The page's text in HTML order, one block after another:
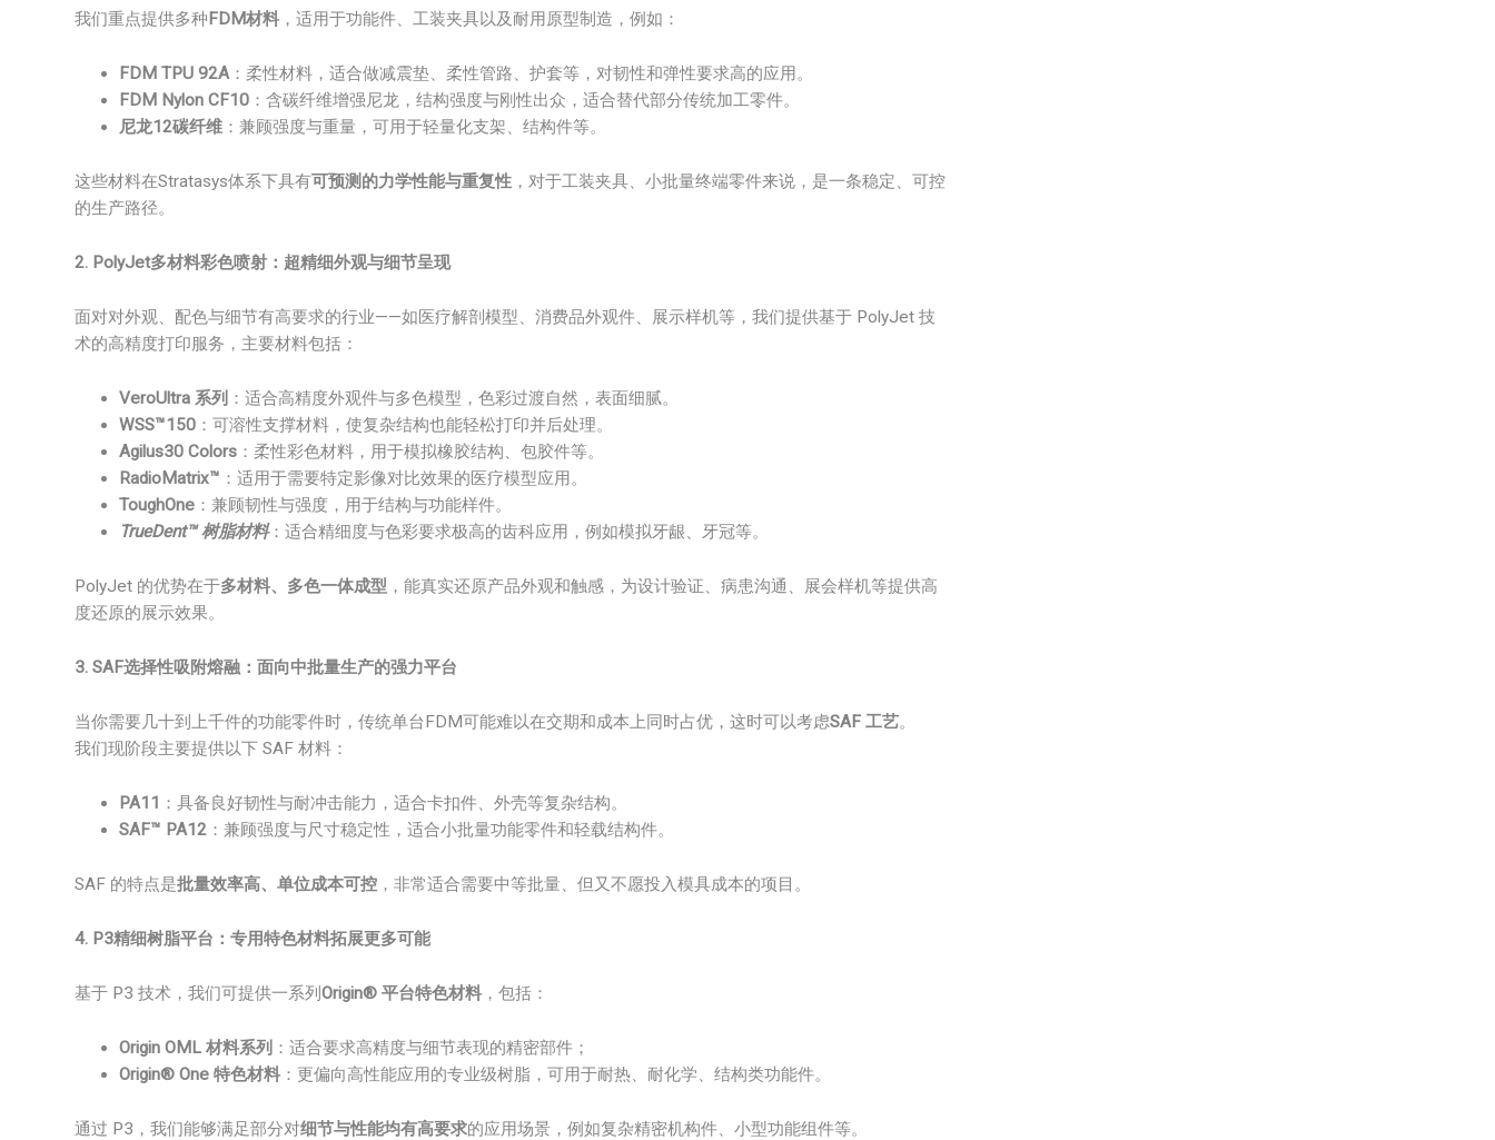
我们重点提供多种FDM材料 ，适用于功能件、工装夹具以及耐用原型制造，例如：
FDM TPU 92A：柔性材料，适合做减震垫、柔性管路、护套等，对韧性和弹性要求高的应用。
FDM Nylon CF10 ：含碳纤维增强尼龙，结构强度与刚性出众，适合替代部分传统加工零件。
尼龙12碳纤维 ：兼顾强度与重量，可用于轻量化支架、结构件等。
这些材料在Stratasys体系下具有可预测的力学性能与重复性 ，对于工装夹具、小批量终端零件来说，是一条稳定、可控
的生产路径。
2. PolyJet多材料彩色喷射：超精细外观与细节呈现
面对对外观、配色与细节有高要求的行业——如医疗解剖模型、消费品外观件、展示样机等，我们提供基于 PolyJet 技
术的高精度打印服务，主要材料包括：
VeroUltra 系列 ：适合高精度外观件与多色模型，色彩过渡自然，表面细腻。
WSS™150 ：可溶性支撑材料，使复杂结构也能轻松打印并后处理。
Agilus30 Colors ：柔性彩色材料，用于模拟橡胶结构、包胶件等。
RadioMatrix™ ：适用于需要特定影像对比效果的医疗模型应用。
ToughOne ：兼顾韧性与强度，用于结构与功能样件。
TrueDent™ 树脂材料：适合精细度与色彩要求极高的齿科应用，例如模拟牙龈、牙冠等。
PolyJet 的优势在于多材料、多色一体成型 ，能真实还原产品外观和触感，为设计验证、病患沟通、展会样机等提供高
度还原的展示效果。
3. SAF选择性吸附熔融：面向中批量生产的强力平台
当你需要几十到上千件的功能零件时，传统单台FDM可能难以在交期和成本上同时占优，这时可以考虑SAF 工艺。
我们现阶段主要提供以下 SAF 材料：
PA11 ：具备良好韧性与耐冲击能力，适合卡扣件、外壳等复杂结构。
SAF™ PA12 ：兼顾强度与尺寸稳定性，适合小批量功能零件和轻载结构件。
SAF 的特点是批量效率高、单位成本可控 ，非常适合需要中等批量、但又不愿投入模具成本的项目。
4. P3精细树脂平台：专用特色材料拓展更多可能
基于 P3 技术，我们可提供一系列 Origin® 平台特色材料 ，包括：
Origin OML 材料系列 ：适合要求高精度与细节表现的精密部件；
Origin® One 特色材料 ：更偏向高性能应用的专业级树脂，可用于耐热、耐化学、结构类功能件。
通过 P3，我们能够满足部分对细节与性能均有高要求的应用场景，例如复杂精密机构件、小型功能组件等。